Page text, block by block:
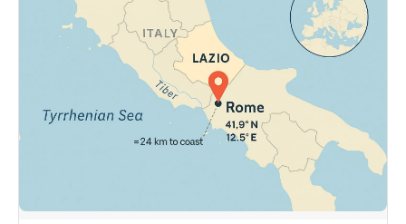
Tour en Vespa Roma
Catacumbas de Roma
Blog